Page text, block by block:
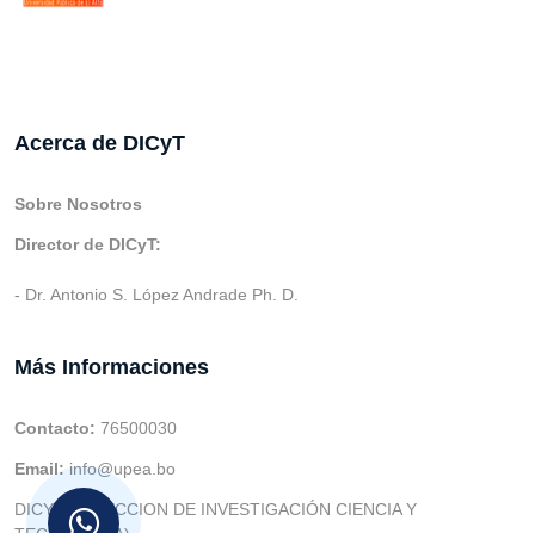
Acerca de DICyT
Sobre Nosotros
Director de DICyT:
- Dr. Antonio S. López Andrade Ph. D.
Más Informaciones
Contacto: 76500030
Email: info@upea.bo
DICYT (DIRECCION DE INVESTIGACIÓN CIENCIA Y